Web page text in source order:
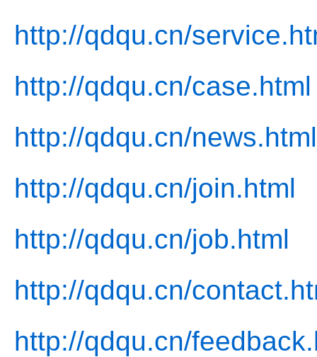
http://qdqu.cn/
http://qdqu.cn/case.html
http://qdqu.cn/news.html
http://qdqu.cn/join.html
http://qdqu.cn/job.html
http://qdqu.cn/
http://qdqu.cn/